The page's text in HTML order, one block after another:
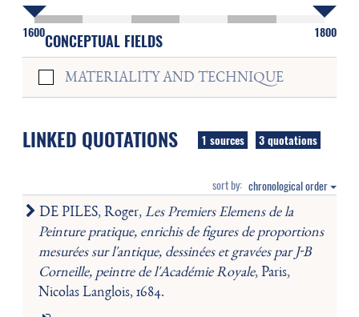
1600 1800
CONCEPTUAL FIELDS
MATERIALITY AND TECHNIQUE
LINKED QUOTATIONS 1 sources 3 quotations
sort by: chronological order
DE PILES, Roger, Les Premiers Elemens de la
Peinture pratique, enrichis de figures de proportions
mesurées sur l'antique, dessinées et gravées par J-B
Corneille, peintre de l'Académie Royale, Paris,
Nicolas Langlois, 1684.